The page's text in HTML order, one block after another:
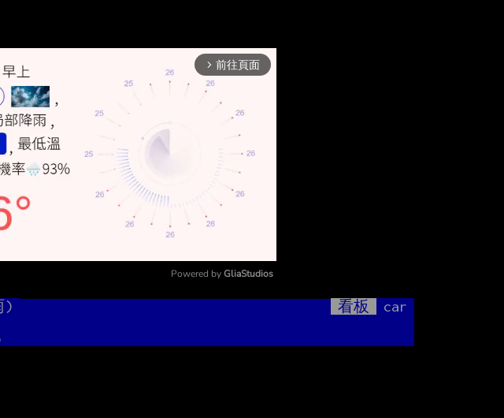
arrow_forward_ios 前往頁面
Powered by GliaStudios
) 看板
car